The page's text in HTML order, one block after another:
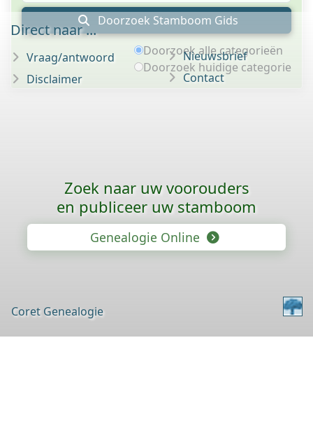
Doorzoek Stamboom Gids
Doorzoek alle categorieën
Doorzoek huidige categorie
Direct naar ...
Vraag/antwoord
Disclaimer
Nieuwsbrief
Contact
Zoek naar uw voorouders
en publiceer uw stamboom
Genealogie Online
Coret Genealogie